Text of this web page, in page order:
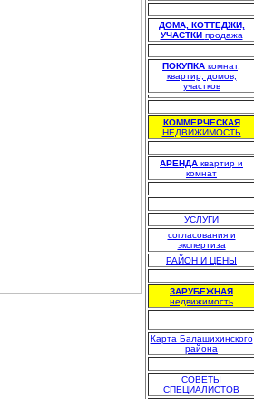
ДОМА, КОТТЕДЖИ,
УЧАСТКИ продажа
ПОКУПКА комнат,
квартир, домов,
участков
КОММЕРЧЕСКАЯ
НЕДВИЖИМОСТЬ
АРЕНДА квартир и
комнат
УСЛУГИ
согласования и
экспертиза
РАЙОН И ЦЕНЫ
ЗАРУБЕЖНАЯ
недвижимость
Карта Балашихинского
района
СОВЕТЫ
СПЕЦИАЛИСТОВ